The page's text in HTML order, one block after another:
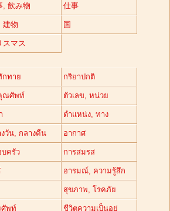
, 飲み物 仕事
建物 国
スマス
กทาย กริยาปกติ
ณศัพท์ ตัวเลข, หน่วย
ตำแหน่ง, ทาง
งวัน, กลางคืน อากาศ
บครัว การสมรส
อารมณ์, ความรู้สึก
สุขภาพ, โรคภัย
ศัพท์ ชีวิตความเป็นอยู่